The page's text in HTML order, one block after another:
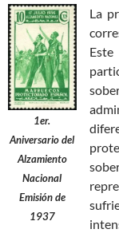
1er.
Aniversario del
Alzamiento
Nacional
Emisión de
1937
La